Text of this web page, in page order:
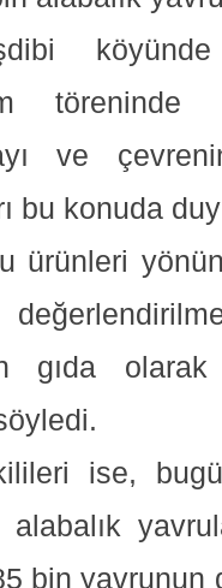
ve
bu konuda
ürünleri
gıda
ise,
bin yavrunun